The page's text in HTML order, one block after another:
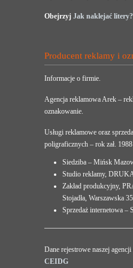
Obejrzyj Jak naklejać litery?
Producent reklamy i
Informacje o firmie.
Agencja reklamowa Arek –
oznakowanie.
Usługi reklamowe oraz
poligraficznych – rok zał.
Siedziba – Mińsk
Studio reklamy,
Zakład produkcyjny,
Stojadła, Warszawska 35
Sprzedaż internetowa
Dane rejestrowe naszej
CEIDG